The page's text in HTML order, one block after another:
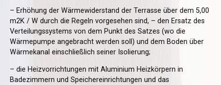
– Erhöhung der Wärmewiderstand der Terrasse über dem 5,00
m2K / W durch die Regeln vorgesehen sind, – den Ersatz des
Verteilungssystems von dem Punkt des Satzes (wo die
Wärmepumpe angebracht werden soll) und dem Boden über
Wärmekanal einschließlich seiner Isolierung;
– die Heizvorrichtungen mit Aluminium Heizkörpern in
Badezimmern und Speichereinrichtungen und das